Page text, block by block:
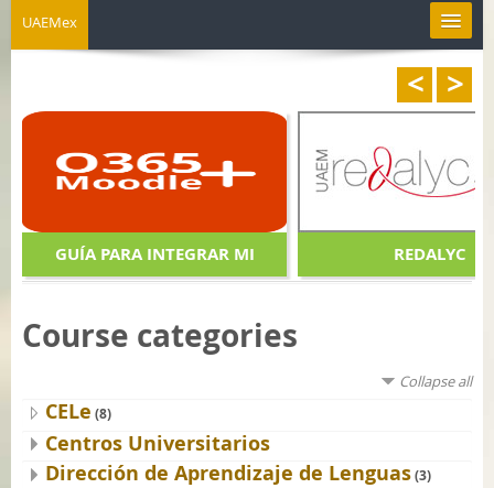
UAEMex
< >
GUÍA PARA INTEGRAR MI
OFFICE 365
REDALYC
Course categories
Collapse all
CELe (8)
Centros Universitarios
Dirección de Aprendizaje de Lenguas(3)